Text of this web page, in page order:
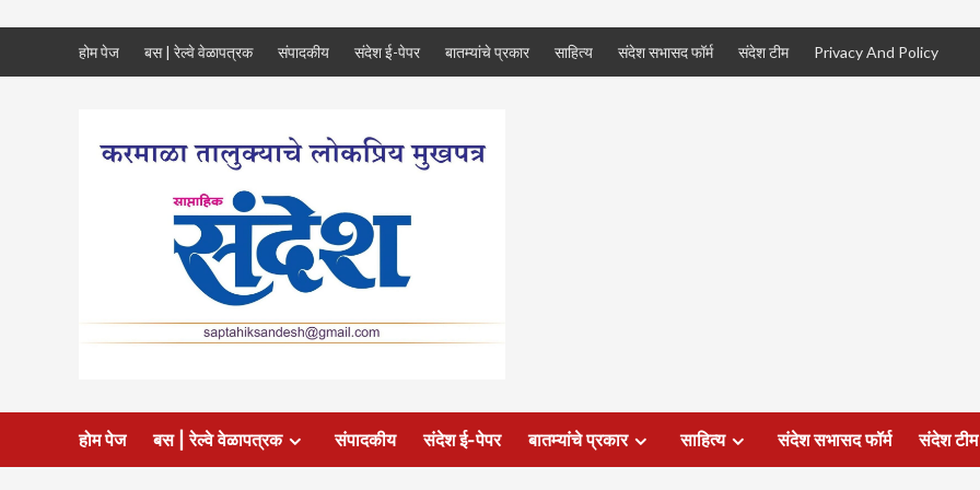
होम पेज बस | रेल्वे वेळापत्रक संपादकीय संदेश ई-पेपर बातम्यांचे प्रकार साहित्य संदेश सभासद फॉर्म संदेश टीम Privacy And Policy
होम पेज बस | रेल्वे वेळापत्रक संपादकीय संदेश ई-पेपर बातम्यांचे प्रकार साहित्य संदेश सभासद फॉर्म संदेश टीम